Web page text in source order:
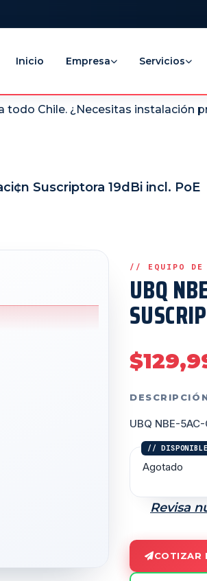
Inicio Empresa Servicios
todo Chile. ¿Necesitas
Suscriptora 19dBi incl. PoE
UBQ
$
UBQ NBE-
Agotado
Revisa
COTIZAR